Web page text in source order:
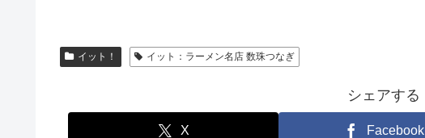
イット！ イット：ラーメン名店 数珠つなぎ
シェアする
X Facebook